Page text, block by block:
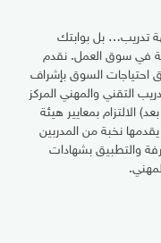
تدريب… بل بوابتك
في سوق العمل. نقدم
احتياجات السوق بإشراف
التقني والمهني المركز
الالتزام بمعايير هيئة
نخبة من المدربين
والتطبيق بشهادات